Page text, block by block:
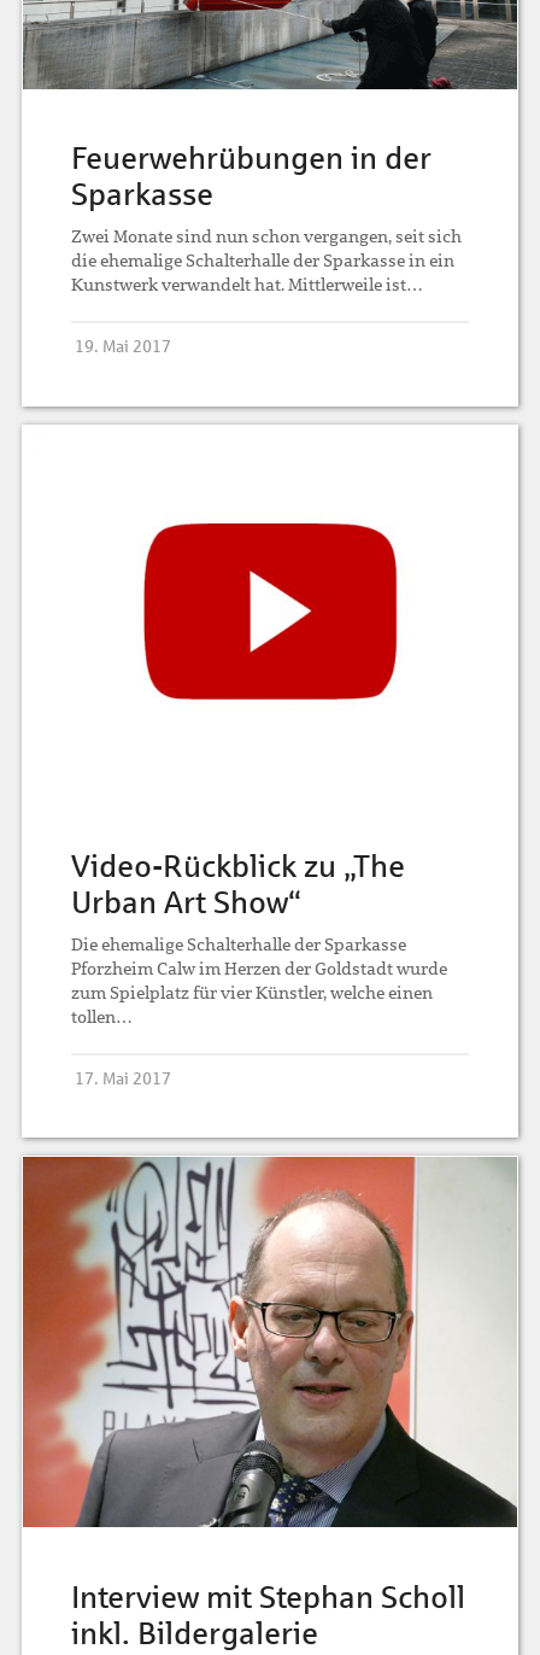
Feuerwehrübungen in der
Sparkasse
Zwei Monate sind nun schon vergangen, seit sich
die ehemalige Schalterhalle der Sparkasse in ein
Kunstwerk verwandelt hat. Mittlerweile ist…
19. Mai 2017
Video-Rückblick zu „The
Urban Art Show“
Die ehemalige Schalterhalle der Sparkasse
Pforzheim Calw im Herzen der Goldstadt wurde
zum Spielplatz für vier Künstler, welche einen
tollen…
17. Mai 2017
Interview mit Stephan Scholl
inkl. Bildergalerie